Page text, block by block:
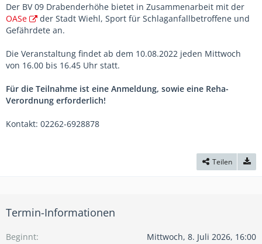
Der BV 09 Drabenderhöhe bietet in Zusammenarbeit mit der
OASe
der Stadt Wiehl, Sport für Schlaganfallbetroffene und
Gefährdete an.
Die Veranstaltung findet ab dem 10.08.2022 jeden Mittwoch
von 16.00 bis 16.45 Uhr statt.
Für die Teilnahme ist eine Anmeldung, sowie eine Reha-
Verordnung erforderlich!
Kontakt: 02262-6928878
Teilen
Termin-Informationen
Beginnt
Mittwoch, 8. Juli 2026, 16:00